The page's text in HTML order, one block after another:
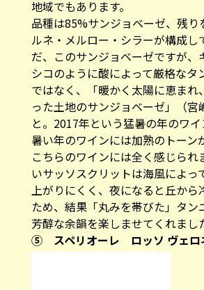
地域でもあります。
品種は85%サンジョベーゼ、残り
ルネ・メルロー・シラーが構成し
だ、このサンジョベーゼですが、
シコのように酸によって厳格なタ
ではなく、「暖かく太陽に恵まれ
った土地のサンジョベーゼ」（宮
と。2017年という猛暑の年のワ
暑い年のワインには加熟のトーン
こちらのワインには全く感じられ
いサッソスクリットは海風によっ
上がりにくく、夜になると丘から
ため、結果「丸みを帯びた」タン
芳醇な余韻を楽しませてくれまし
⑤ スペリオーレ ロッソ ヴェロ